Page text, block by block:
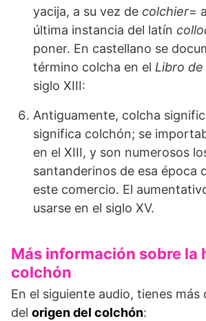
yacija, a su vez de colchier=
última instancia del latín
poner. En castellano se
término colcha en el Libro
siglo XIII:
Antiguamente, colcha
significa colchón; se
en el XIII, y son numerosos
santanderinos de esa época
este comercio. El
usarse en el siglo XV.
Más información sobre la
colchón
En el siguiente audio, tienes más
del origen del colchón: